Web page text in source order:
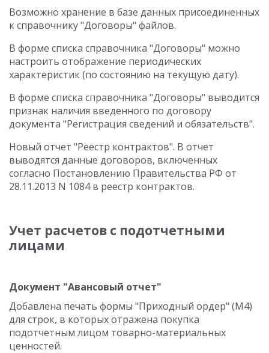
Возможно хранение в базе данных присоединенных
к справочнику "Договоры" файлов.
В форме списка справочника "Договоры" можно
настроить отображение периодических
характеристик (по состоянию на текущую дату).
В форме списка справочника "Договоры" выводится
признак наличия введенного по договору
документа "Регистрация сведений и обязательств".
Новый отчет "Реестр контрактов". В отчет
выводятся данные договоров, включенных
согласно Постановлению Правительства РФ от
28.11.2013 N 1084 в реестр контрактов.
Учет расчетов с подотчетными
лицами
Документ "Авансовый отчет"
Добавлена печать формы "Приходный ордер" (М4)
для строк, в которых отражена покупка
подотчетным лицом товарно-материальных
ценностей.